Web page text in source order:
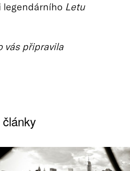
legendárního Letu
vás připravila